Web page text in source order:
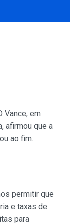
Vance, em
afirmou que a
ao fim.
permitir que
e taxas de
para